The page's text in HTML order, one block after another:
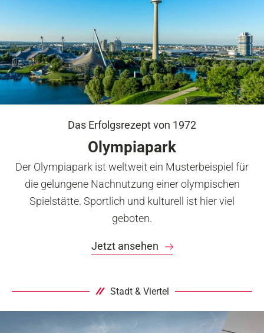
Das Erfolgsrezept von 1972
Olympiapark
Der Olympiapark ist weltweit ein Musterbeispiel für
die gelungene Nachnutzung einer olympischen
Spielstätte. Sportlich und kulturell ist hier viel
geboten.
Jetzt ansehen
Stadt & Viertel